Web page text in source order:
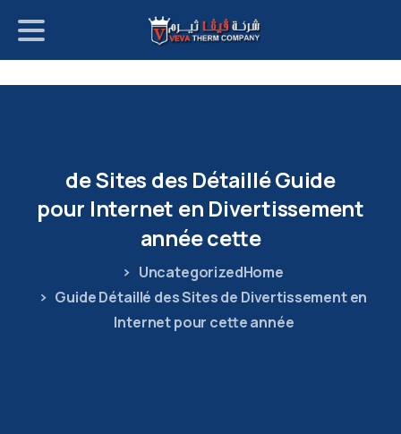
Guide
Détaillé
des
Sites
de
Divertissement
en
Internet
pour
cette
année
Home
Uncategorized
Guide Détaillé des Sites de Divertissement en
Internet pour cette année